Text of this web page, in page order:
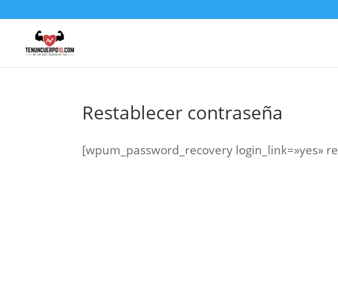
Restablecer contraseña
[wpum_password_recovery login_link=»yes»